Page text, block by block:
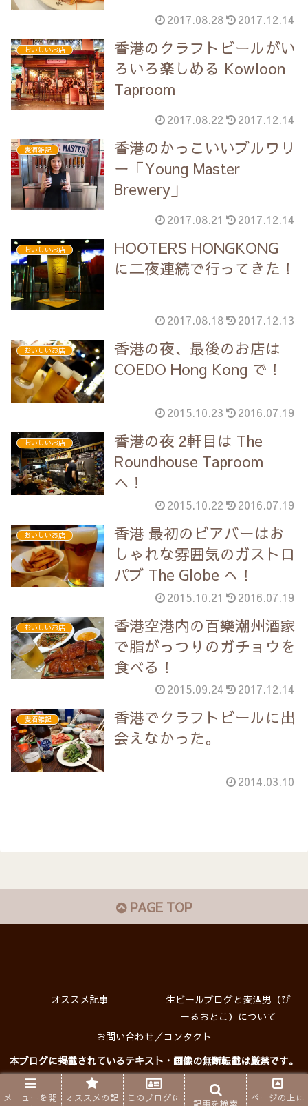
2017.08.28 2017.12.14
おいしいお店
香港のクラフトビールがい
ろいろ楽しめる Kowloon
Taproom
2017.08.22 2017.12.14
麦酒雑記
香港のかっこいいブルワリ
ー「Young Master
Brewery」
2017.08.21 2017.12.14
おいしいお店
HOOTERS HONGKONG
に二夜連続で行ってきた！
2017.08.18 2017.12.13
おいしいお店
香港の夜、最後のお店は
COEDO Hong Kong で！
2015.10.23 2016.07.19
おいしいお店
香港の夜 2軒目は The
Roundhouse Taproom
へ！
2015.10.22 2016.07.19
おいしいお店
香港 最初のビアバーはお
しゃれな雰囲気のガストロ
パブ The Globe へ！
2015.10.21 2016.07.19
おいしいお店
香港空港内の百樂潮州酒家
で脂がっつりのガチョウを
食べる！
2015.09.24 2017.12.14
麦酒雑記
香港でクラフトビールに出
会えなかった。
2014.03.10
PAGE TOP
オススメ記事
生ビールブログと麦酒男（び
ーるおとこ）について
お問い合わせ／コンタクト
本ブログに掲載されているテキスト・画像の無断転載は厳禁です。
プライバシーポリシー
Copyright © 生ビールブログ All rights reserved.
メニューを開
オススメの記
このブログに
記事を検索
ページの上に